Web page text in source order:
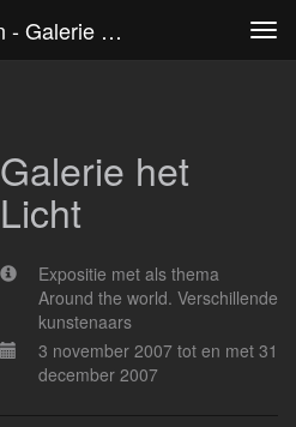
Suze Van Van Leeuwen - Galerie Het Licht
Galerie het
Licht
Expositie met als thema
Around the world. Verschillende
kunstenaars
3 november 2007 tot en met 31
december 2007